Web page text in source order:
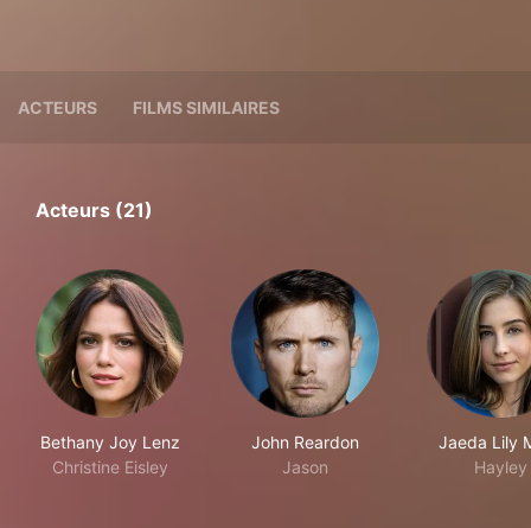
ACTEURS FILMS SIMILAIRES
Acteurs (21)
Bethany Joy Lenz
Christine Eisley
John Reardon
Jason
Jaeda Lily
Hayley